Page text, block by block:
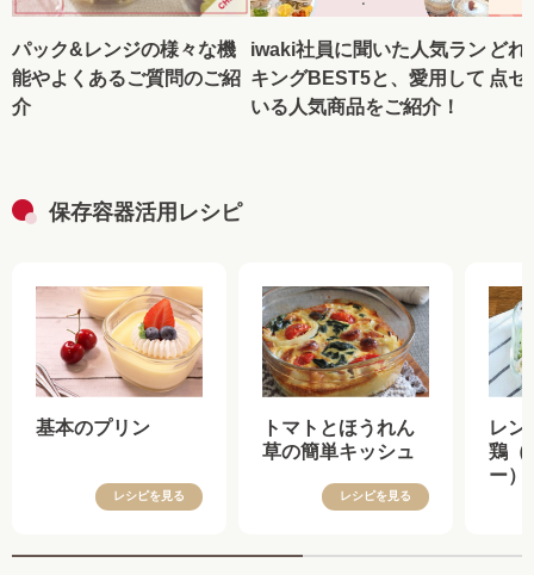
パック&レンジの様々な機
能やよくあるご質問のご紹
介
iwaki社員に聞いた人気ラン
キングBEST5と、愛用して
いる人気商品をご紹介！
どれ
点セ
保存容器活用レシピ
基本のプリン
レシピを見る
トマトとほうれん
草の簡単キッシュ
レシピを見る
レン
鶏（
ー）